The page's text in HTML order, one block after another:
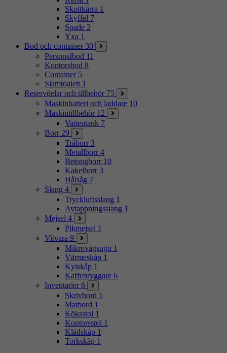
Skottkärra 1
Skyffel 7
Spade 2
Yxa 1
Bod och container 30
Personalbod 11
Kontorsbod 8
Container 5
Slamtoalett 1
Reservdelar och tillbehör 75
Maskinbatteri och laddare 10
Maskintillbehör 12
Vattentank 7
Borr 29
Träborr 3
Metallborr 4
Betongborr 10
Kakelborr 3
Hålsåg 7
Slang 4
Tryckluftsslang 1
Avtappningsslang 1
Mejsel 4
Pikmejsel 1
Vitvara 9
Mikrovågsugn 1
Värmeskåp 1
Kylskåp 1
Kaffebryggare 6
Inventarier 6
Skrivbord 1
Matbord 1
Köksstol 1
Kontorsstol 1
Klädskåp 1
Torkskåp 1